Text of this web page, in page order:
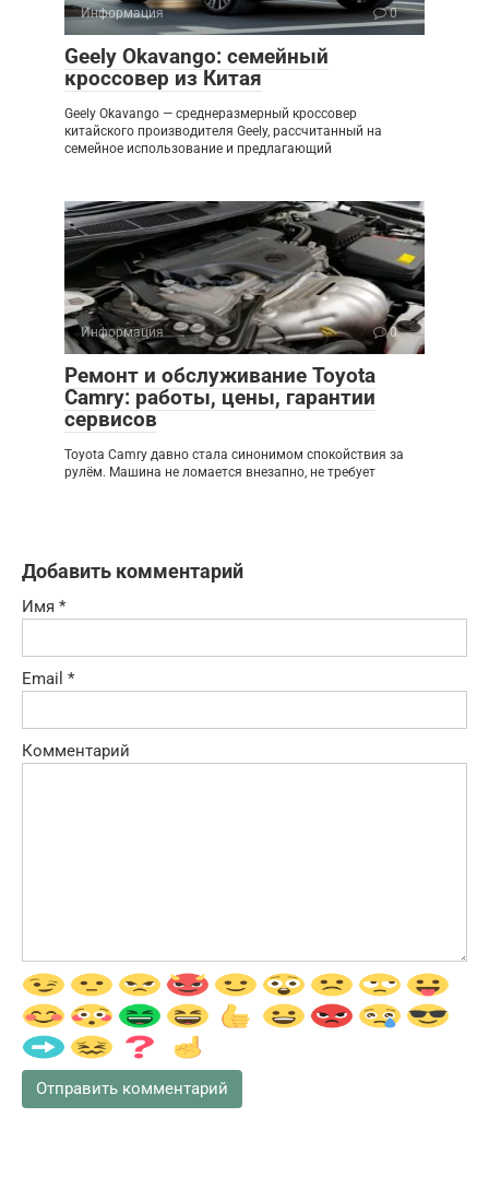
Информация 0
Geely Okavango: семейный
кроссовер из Китая
Geely Okavango — среднеразмерный кроссовер
китайского производителя Geely, рассчитанный на
семейное использование и предлагающий
Информация 0
Ремонт и обслуживание Toyota
Camry: работы, цены, гарантии
сервисов
Toyota Camry давно стала синонимом спокойствия за
рулём. Машина не ломается внезапно, не требует
Добавить комментарий
Имя *
Email *
Комментарий